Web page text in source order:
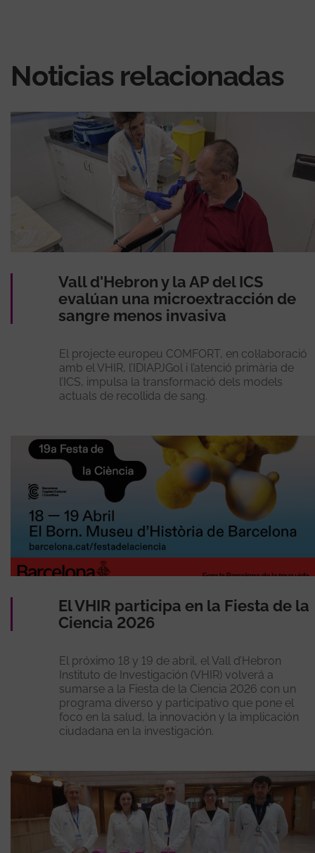
Noticias relacionadas
Vall d'Hebron y la AP del ICS
evalúan una microextracción de
sangre menos invasiva
El projecte europeu COMFORT, en col·laboració
amb el VHIR, l’IDIAPJGol i l’atenció primària de
l’ICS, impulsa la transformació dels models
actuals de recollida de sang.
El VHIR participa en la Fiesta de la
Ciencia 2026
El próximo 18 y 19 de abril, el Vall d’Hebron
Instituto de Investigación (VHIR) volverá a
sumarse a la Fiesta de la Ciencia 2026 con un
programa diverso y participativo que pone el
foco en la salud, la innovación y la implicación
ciudadana en la investigación.